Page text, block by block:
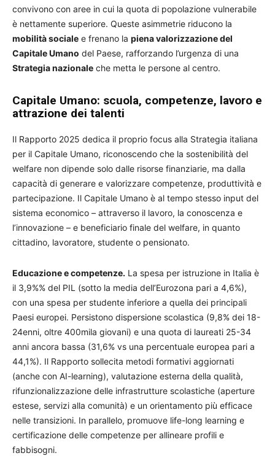
convivono con aree in cui la quota di popolazione vulnerabile
è nettamente superiore. Queste asimmetrie riducono la
mobilità sociale e frenano la piena valorizzazione del
Capitale Umano del Paese, rafforzando l’urgenza di una
Strategia nazionale che metta le persone al centro.
Capitale Umano: scuola, competenze, lavoro e
attrazione dei talenti
Il Rapporto 2025 dedica il proprio focus alla Strategia italiana
per il Capitale Umano, riconoscendo che la sostenibilità del
welfare non dipende solo dalle risorse finanziarie, ma dalla
capacità di generare e valorizzare competenze, produttività e
partecipazione. Il Capitale Umano è al tempo stesso input del
sistema economico – attraverso il lavoro, la conoscenza e
l’innovazione – e beneficiario finale del welfare, in quanto
cittadino, lavoratore, studente o pensionato.
Educazione e competenze. La spesa per istruzione in Italia è
il 3,9%% del PIL (sotto la media dell’Eurozona pari a 4,6%),
con una spesa per studente inferiore a quella dei principali
Paesi europei. Persistono dispersione scolastica (9,8% dei 18-
24enni, oltre 400mila giovani) e una quota di laureati 25-34
anni ancora bassa (31,6% vs una percentuale europea pari a
44,1%). Il Rapporto sollecita metodi formativi aggiornati
(anche con AI-learning), valutazione esterna della qualità,
rifunzionalizzazione delle infrastrutture scolastiche (aperture
estese, servizi alla comunità) e un orientamento più efficace
nelle transizioni. In parallelo, promuove life-long learning e
certificazione delle competenze per allineare profili e
fabbisogni.